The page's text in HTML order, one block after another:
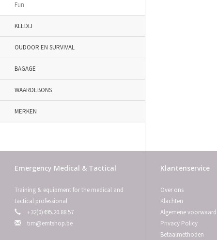
Fun
KLEDIJ
OUDOOR EN SURVIVAL
BAGAGE
WAARDEBONS
MERKEN
Emergency Medical & Tactical
Training & equipment for the medical and
tactical professional
+32(0)495.20.88.57
tim@emtshop.be
Klantenservice
Over ons
Klachten
Algemene
Privacy Policy
Betaalmethoden